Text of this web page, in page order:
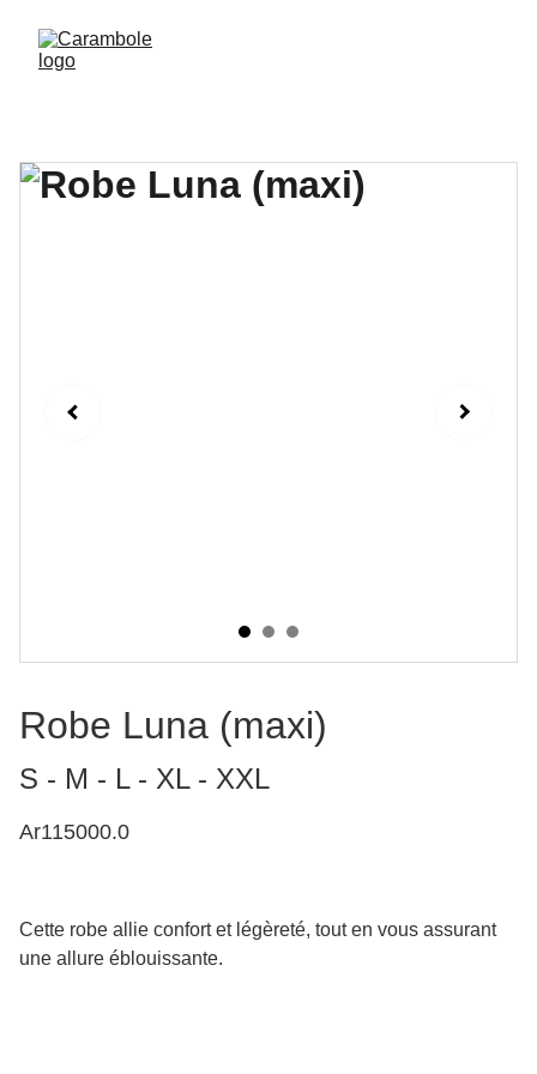
Robe Luna (maxi)
S - M - L - XL - XXL
Ar115000.0
Cette robe allie confort et légèreté, tout en vous assurant
une allure éblouissante.